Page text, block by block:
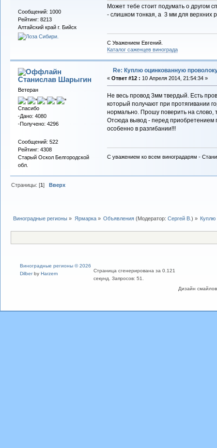
Сообщений: 1000
Рейтинг: 8213
Алтайский край г. Бийск
Может тебе стоит подумать о другом
- слишком тонкая, а 3 мм для верхних
С Уважением Евгений.
Каталог саженцев винограда
Станислав Шарыгин
Ветеран
Спасибо
-Дано: 4080
-Получено: 4296
Сообщений: 522
Рейтинг: 4308
Старый Оскол Белгородской
обл.
Re: Куплю оцинкованную
« Ответ #12 : 10 Апреля 2014, 21:54:34 »
Не весь провод 3мм твердый. Есть
который получают при протягивании
нормально. Прошу поверить на слово,
Отсюда вывод - перед приобретением
особенно в разгибании!!!
С уважением ко всем виноградарям -
Страницы: [1] Вверх
Виноградные регионы » Ярмарка» Объявления(Модератор: Сергей В. ) » Куплю
Дизайн
Виноградные регионы © 2026
Dilberby Harzem
Страница сгенерирована за 0.121
секунд. Запросов: 51.